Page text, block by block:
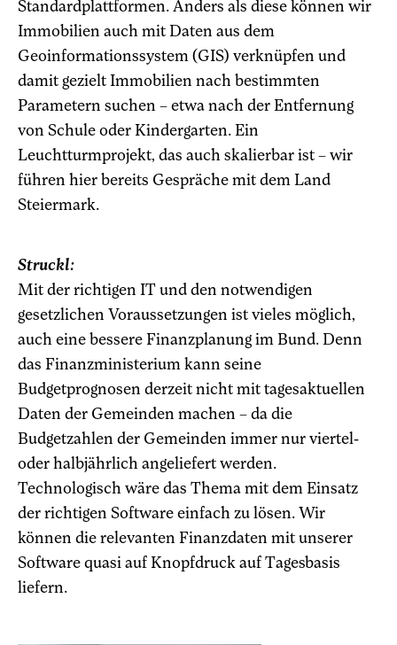
Standardplattformen. Anders als diese können wir
Immobilien auch mit Daten aus dem
Geoinformationssystem (GIS) verknüpfen und
damit gezielt Immobilien nach bestimmten
Parametern suchen – etwa nach der Entfernung
von Schule oder Kindergarten. Ein
Leuchtturmprojekt, das auch skalierbar ist – wir
führen hier bereits Gespräche mit dem Land
Steiermark.
Struckl:
Mit der richtigen IT und den notwendigen
gesetzlichen Voraussetzungen ist vieles möglich,
auch eine bessere Finanzplanung im Bund. Denn
das Finanzministerium kann seine
Budgetprognosen derzeit nicht mit tagesaktuellen
Daten der Gemeinden machen – da die
Budgetzahlen der Gemeinden immer nur viertel-
oder halbjährlich angeliefert werden.
Technologisch wäre das Thema mit dem Einsatz
der richtigen Software einfach zu lösen. Wir
können die relevanten Finanzdaten mit unserer
Software quasi auf Knopfdruck auf Tagesbasis
liefern.